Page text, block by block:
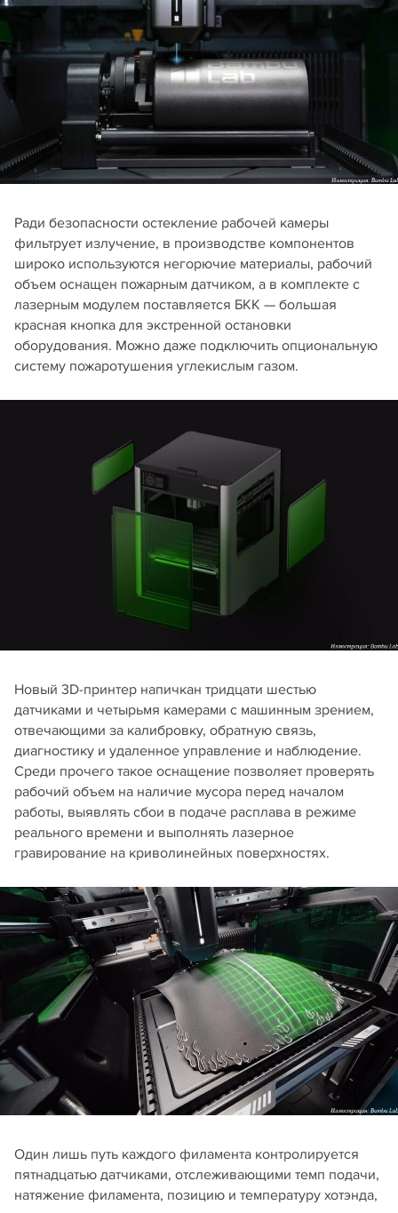
Ради безопасности остекление рабочей камеры
фильтрует излучение, в производстве компонентов
широко используются негорючие материалы, рабочий
объем оснащен пожарным датчиком, а в комплекте с
лазерным модулем поставляется БКК — большая
красная кнопка для экстренной остановки
оборудования. Можно даже подключить опциональную
систему пожаротушения углекислым газом.
Новый 3D-принтер напичкан тридцати шестью
датчиками и четырьмя камерами с машинным зрением,
отвечающими за калибровку, обратную связь,
диагностику и удаленное управление и наблюдение.
Среди прочего такое оснащение позволяет проверять
рабочий объем на наличие мусора перед началом
работы, выявлять сбои в подаче расплава в режиме
реального времени и выполнять лазерное
гравирование на криволинейных поверхностях.
Один лишь путь каждого филамента контролируется
пятнадцатью датчиками, отслеживающими темп подачи,
натяжение филамента, позицию и температуру хотэнда,